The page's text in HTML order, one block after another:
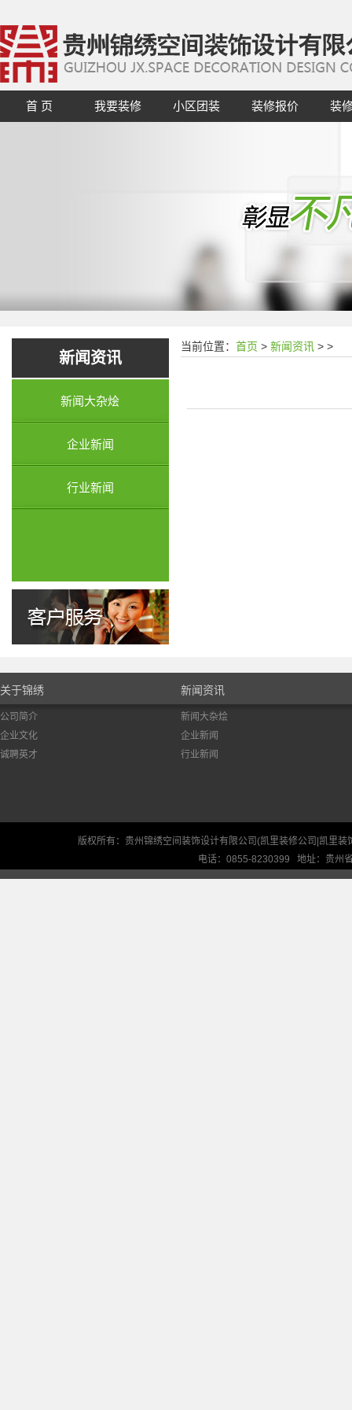
首 页 我要装修 小区团装 装修报价 装
新闻资讯
新闻大杂烩
企业新闻
行业新闻
当前位置： 首页 > 新闻资讯 > >
关于锦绣 新闻资讯
公司简介
企业文化
诚聘英才
新闻大杂烩
企业新闻
行业新闻
版权所有：贵州锦绣空间装饰设计有限公司(凯里装修公司|凯里
电话：0855-8230399 地址：贵州